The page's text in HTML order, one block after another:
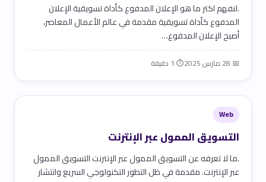
.لنفهم اكتر ما هو الإعلان المدفوع كأداة تسويقية الإعلان
المدفوع كأداة تسويقية مقدمة في عالم الأعمال المعاصر،
أصبح الإعلان المدفوع…
📅 28 مارس 2025 ⏱ 1 دقيقة
Web
التسويق الممول عبر الإنترنت
.ما لا تعرفه عن التسويق الممول عبر الإنترنت التسويق الممول
عبر الإنترنت. مقدمة في ظل التطور التكنولوجي السريع وانتشار